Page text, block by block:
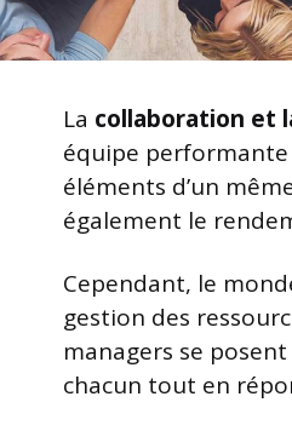
La collaboration et
équipe performante
éléments d’un
également le
Cependant, le
gestion des
managers se
chacun tout en